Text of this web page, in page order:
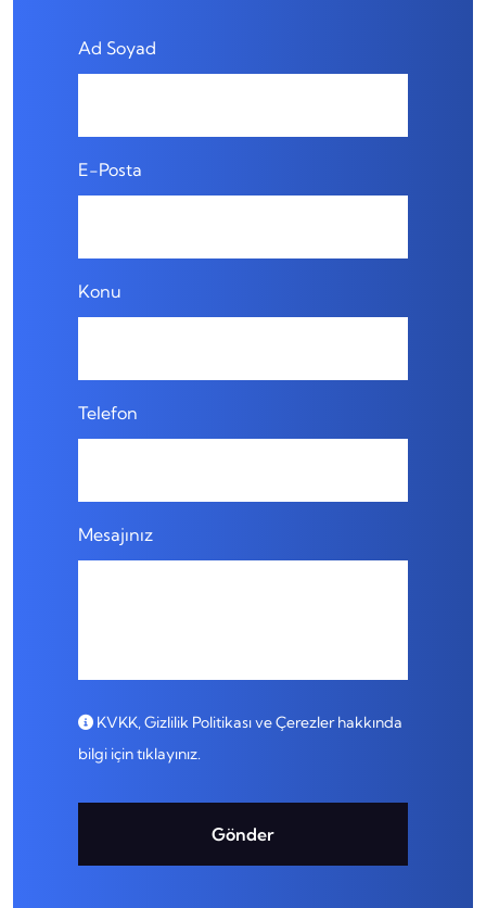
Ad Soyad
E-Posta
Konu
Telefon
Mesajınız
KVKK, Gizlilik Politikası ve Çerezler hakkında
bilgi için tıklayınız.
Gönder